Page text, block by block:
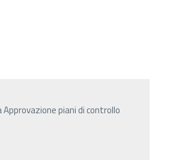
piani di controllo